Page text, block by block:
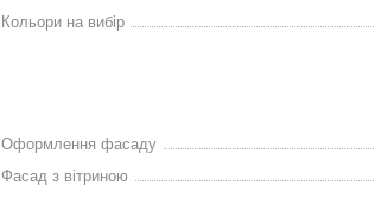
Кольори на вибір
Оформлення фасаду
Фасад з вітриною